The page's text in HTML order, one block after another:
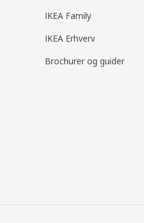
IKEA Family
IKEA Erhverv
Brochurer og guider